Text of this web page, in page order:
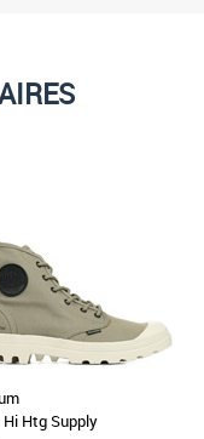
Hi Htg Supply